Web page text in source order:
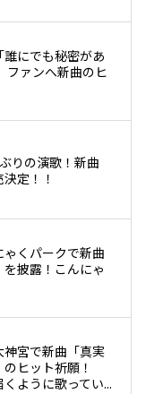
にでも秘密があ
ファンへ新曲のヒ
りの演歌！新曲
定！！
くパークで新曲
を披露！こんにゃ
宮で新曲「真実
のヒット祈願！
くように歌ってい...